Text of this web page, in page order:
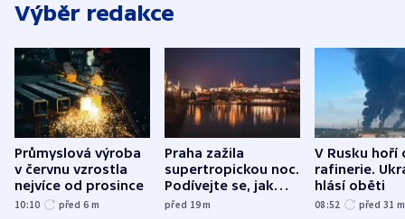
Výběr redakce
Průmyslová výroba
v červnu vzrostla
nejvíce od prosince
10:10 před 6 m
Praha zažila
supertropickou noc.
Podívejte se, jak
bylo u vás
před 19m
V Rusku hoří
rafinerie.
hlásí oběti
08:52 před 31 m